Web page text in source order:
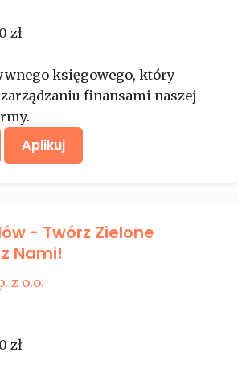
zł
księgowego, który
finansami naszej
Aplikuj
- Twórz Zielone
Nami!
z o.o.
zł